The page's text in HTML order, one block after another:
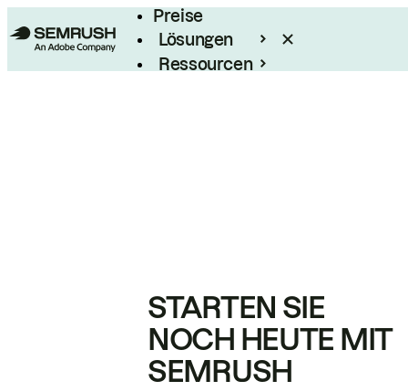
Preise
Lösungen
Ressourcen
STARTEN SIE
NOCH HEUTE MIT
SEMRUSH